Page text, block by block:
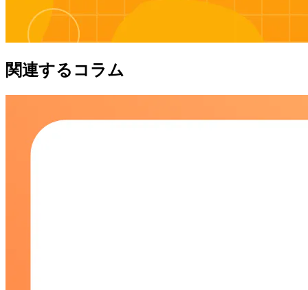
関連するコラム